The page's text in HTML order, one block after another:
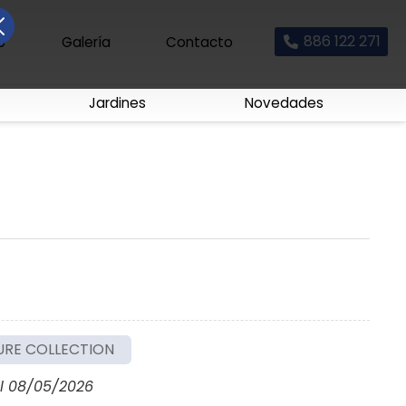
Galería Contacto 886 122 271
Jardines Novedades
COLLECTION
08/05/2026